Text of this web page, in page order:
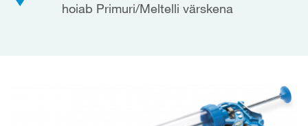
hoiab Primuri/Meltelli värskena